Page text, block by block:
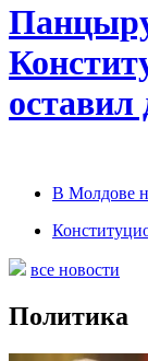
оставил
В Молдове
все новости
Политика